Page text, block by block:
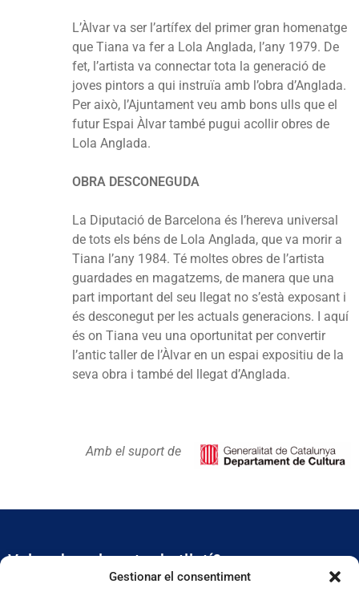
Gestionar el consentiment
L’Àlvar va ser l’artífex del primer gran homenatge
que Tiana va fer a Lola Anglada, l’any 1979. De
fet, l’artista va connectar tota la generació de
joves pintors a qui instruïa amb l’obra d’Anglada.
Per això, l’Ajuntament veu amb bons ulls que el
futur Espai Àlvar també pugui acollir obres de
Lola Anglada.
OBRA DESCONEGUDA
La Diputació de Barcelona és l’hereva universal
de tots els béns de Lola Anglada, que va morir a
Tiana l’any 1984. Té moltes obres de l’artista
guardades en magatzems, de manera que una
part important del seu llegat no s’està exposant i
és desconegut per les actuals generacions. I aquí
és on Tiana veu una oportunitat per convertir
l’antic taller de l’Àlvar en un espai expositiu de la
seva obra i també del llegat d’Anglada.
Amb el suport de
Vols rebre el nostre butlletí?
Et mantidrem al dia de tota l’actualitat municipal